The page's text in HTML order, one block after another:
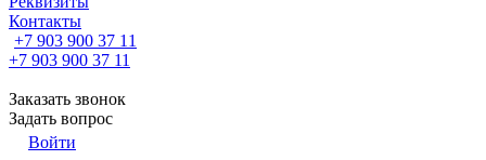
Контакты
+7 903 900 37 11
+7 903 900 37 11
Заказать звонок
Задать вопрос
Войти